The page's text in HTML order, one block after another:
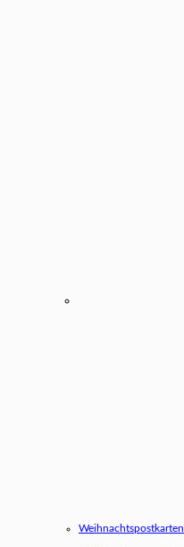
Weihnachtspostkarten